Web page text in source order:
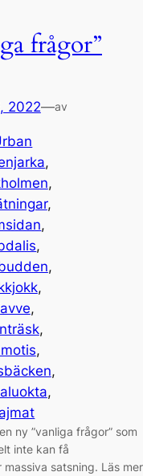
frågor”
2022—av
ny ”vanliga frågor” som
inte kan få
satsning. Läs mer